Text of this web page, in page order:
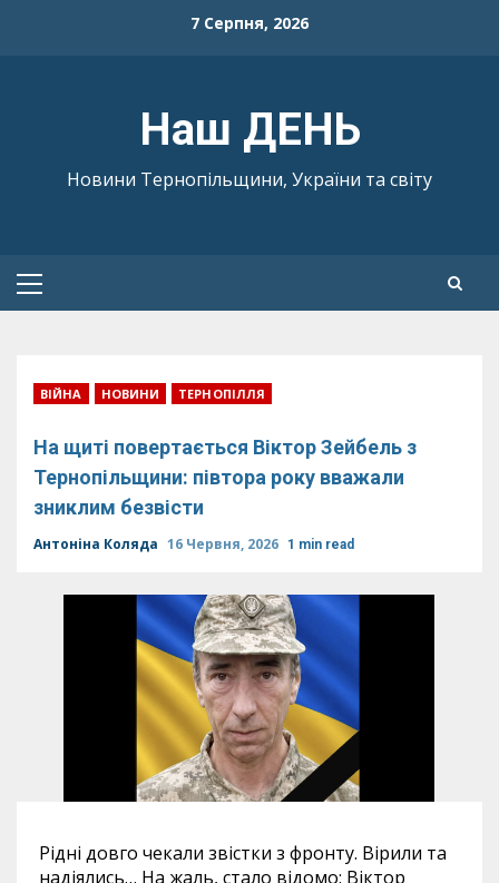
7 Серпня, 2026
Наш ДЕНЬ
Новини Тернопільщини, України та світу
Primary
ВІЙНА НОВИНИ ТЕРНОПІЛЛЯ
На щиті повертається Віктор Зейбель з
Тернопільщини: півтора року вважали
зниклим безвісти
Антоніна Коляда 16 Червня, 2026 1 min read
Рідні довго чекали звістки з фронту. Вірили та
надіялись… На жаль, стало відомо: Віктор